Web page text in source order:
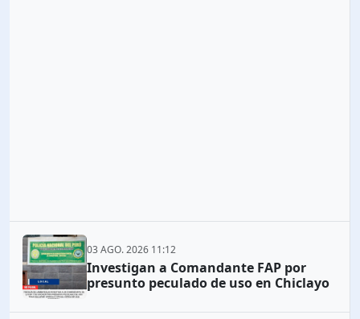
03 AGO. 2026 11:12
Investigan a Comandante FAP por
presunto peculado de uso en Chiclayo